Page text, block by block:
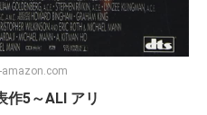
作5～ALI アリ